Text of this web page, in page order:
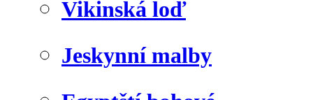
Vikinská loď
Jeskynní malby